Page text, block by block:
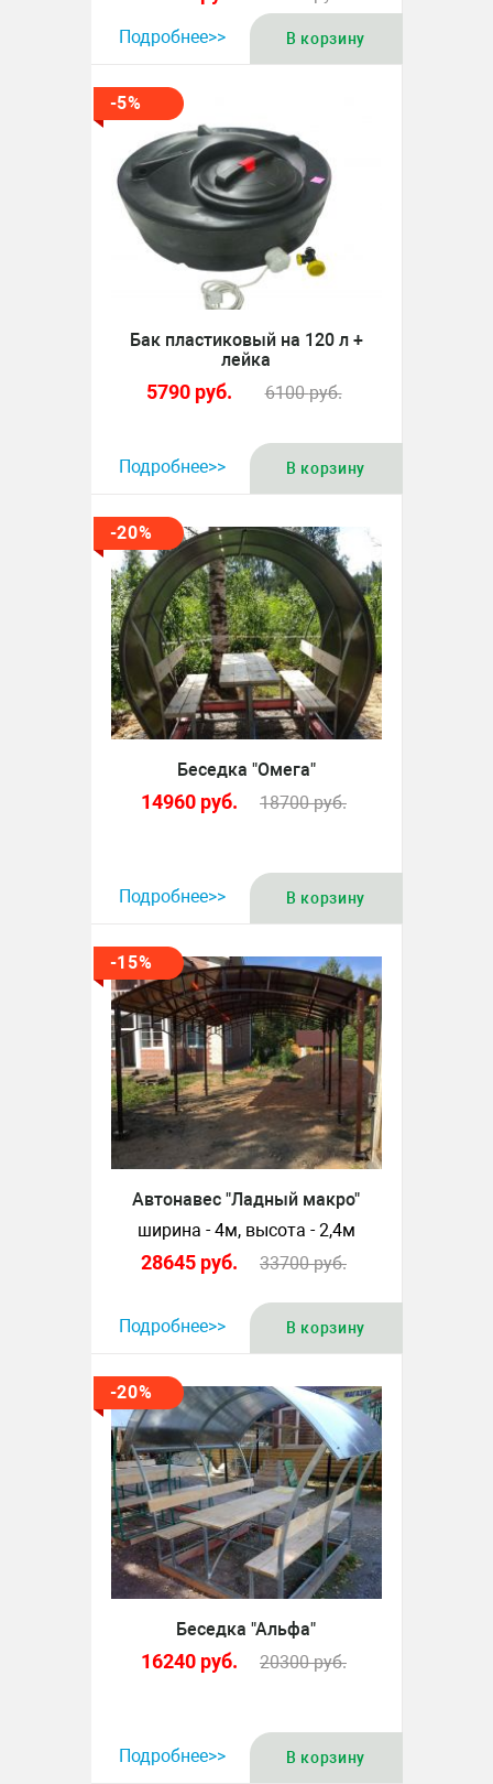
Подробнее>> В корзину
-5%
Бак пластиковый на 120 л +
лейка
5790 руб. 6100руб.
Подробнее>> В корзину
-20%
Беседка "Омега"
14960 руб. 18700руб.
Подробнее>> В корзину
-15%
Автонавес "Ладный макро"
ширина - 4м, высота - 2,4м
28645 руб. 33700руб.
Подробнее>> В корзину
-20%
Беседка "Альфа"
16240 руб. 20300руб.
Подробнее>> В корзину